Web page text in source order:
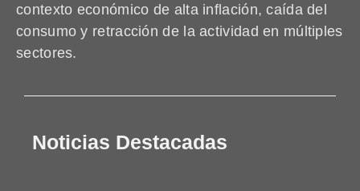
contexto económico de alta inflación, caída del
consumo y retracción de la actividad en múltiples
sectores.
Noticias Destacadas